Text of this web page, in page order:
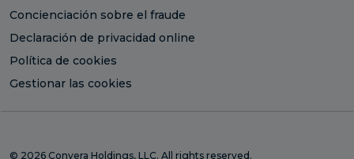
Concienciación sobre el fraude
Declaración de privacidad online
Política de cookies
Gestionar las cookies
© 2026 Convera Holdings, LLC. All rights reserved.